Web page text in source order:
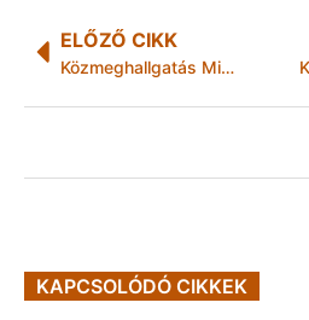
ELŐZŐ CIKK
Közmeghallgatás Miskolcon
KAPCSOLÓDÓ CIKKEK